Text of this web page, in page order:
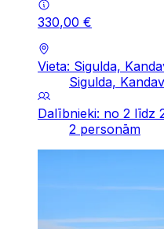
330,00 €
Vieta: Sigulda,
Sigulda,
Dalībnieki: no 2 līdz
2 personām